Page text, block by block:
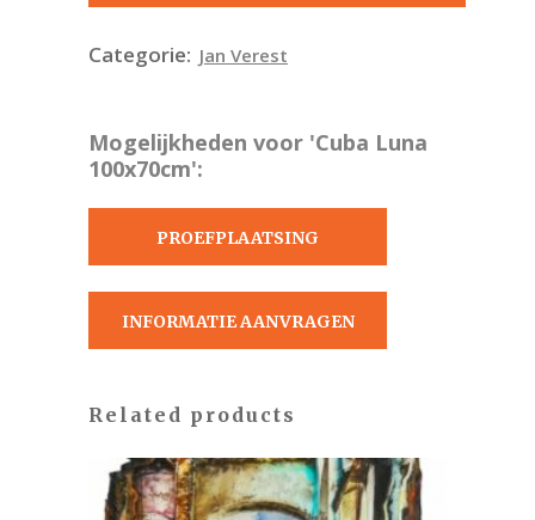
Categorie: Jan Verest
Mogelijkheden voor 'Cuba Luna
100x70cm':
PROEFPLAATSING
INFORMATIE AANVRAGEN
Related products